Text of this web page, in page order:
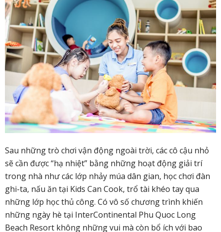
Sau những trò chơi vận động ngoài trời, các cô cậu nhỏ
sẽ cần được “hạ nhiệt” bằng những hoạt động giải trí
trong nhà như các lớp nhảy múa dân gian, học chơi đàn
ghi-ta, nấu ăn tại Kids Can Cook, trổ tài khéo tay qua
những lớp học thủ công. Có vô số chương trình khiến
những ngày hè tại InterContinental Phu Quoc Long
Beach Resort không những vui mà còn bổ ích với bao